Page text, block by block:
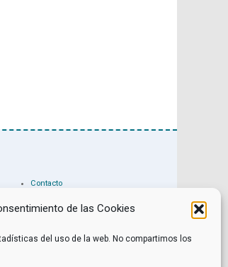
de las Cookies
del uso de la web. No compartimos los
Contacto
Política de privacidad
Facebook